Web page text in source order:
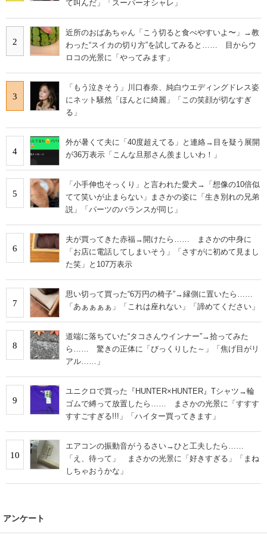
て叫んだ」「スーパーオシャレ」
2
近所のおばあちゃん「こう切ると食べやすいよ〜」→教
わった“スイカの切り方”を試してみると…… 目からウ
ロコの光景に「やってみます」
3
「もう泣きそう」川口春奈、純白ウエディングドレス姿
にネット騒然「ほんとに綺麗」「この笑顔が切なすぎ
る」
4
外が暑くて夫に「40度超えてる」と連絡→目を疑う展開
が36万表示「こんな旦那さん羨ましいわ！」
5
「小手伸也そっくり」と言われた愛犬→「想像の10倍似
てて笑いが止まらない」まさかの姿に「生き別れの兄弟
説」「パーツのバランスが同じ」
6
夫が買ってきた赤福→開けたら…… まさかの中身に
「お店に電話してしまいそう」「さすがに初めて見まし
た笑」と107万表示
7
思い切って買った“6万円の椅子”→縁側に置いたら……
「あぁぁぁぁ」「これは座れない」「諦めてください」
8
道端に落ちていた“タコさんウインナー”→拾ってみた
ら…… 驚きの正体に「びっくりした～」「焦げ目がリ
アル……」
9
ユニクロで買った『HUNTER×HUNTER』Tシャツ→輪
ゴムで縛って放置したら…… まさかの光景に「すすす
すすごすぎる!!!」「ハイター買ってきます」
10
エアコンの振動音がうるさい→ひと工夫したら……
「え、待って」 まさかの光景に「好きすぎる」「まね
しちゃおうかな」
アンケート